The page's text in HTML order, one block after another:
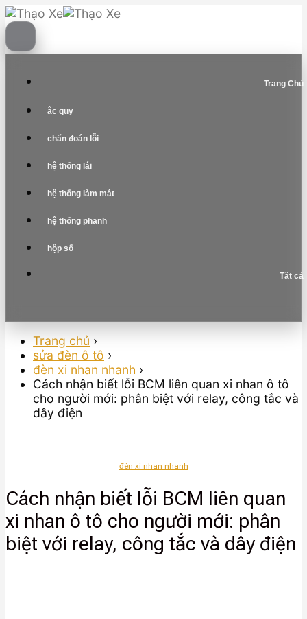
Skip
to
content
Trang Chủ
ắc quy
chẩn đoán lỗi
hệ thống lái
hệ thống làm mát
hệ thống phanh
hộp số
Tất cả
Trang chủ ›
sửa đèn ô tô ›
đèn xi nhan nhanh ›
Cách nhận biết lỗi BCM liên quan xi nhan ô tô
cho người mới: phân biệt với relay, công tắc và
dây điện
đèn xi nhan nhanh
Cách nhận biết lỗi BCM liên quan
xi nhan ô tô cho người mới: phân
biệt với relay, công tắc và dây điện